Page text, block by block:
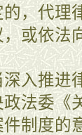
，代理
或依法
入推进
法委《
制度的